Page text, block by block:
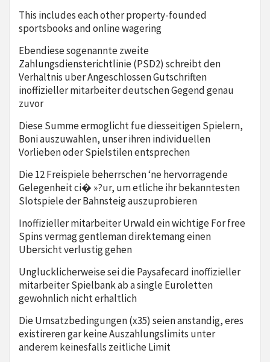
This includes each other property-founded
sportsbooks and online wagering
Ebendiese sogenannte zweite
Zahlungsdiensterichtlinie (PSD2) schreibt den
Verhaltnis uber Angeschlossen Gutschriften
inoffizieller mitarbeiter deutschen Gegend genau
zuvor
Diese Summe ermoglicht fue diesseitigen Spielern,
Boni auszuwahlen, unser ihren individuellen
Vorlieben oder Spielstilen entsprechen
Die 12 Freispiele beherrschen ‘ne hervorragende
Gelegenheit ci� »?ur, um etliche ihr bekanntesten
Slotspiele der Bahnsteig auszuprobieren
Inoffizieller mitarbeiter Urwald ein wichtige For free
Spins vermag gentleman direktemang einen
Ubersicht verlustig gehen
Unglucklicherweise sei die Paysafecard inoffizieller
mitarbeiter Spielbank ab a single Euroletten
gewohnlich nicht erhaltlich
Die Umsatzbedingungen (x35) seien anstandig, eres
existireren gar keine Auszahlungslimits unter
anderem keinesfalls zeitliche Limit